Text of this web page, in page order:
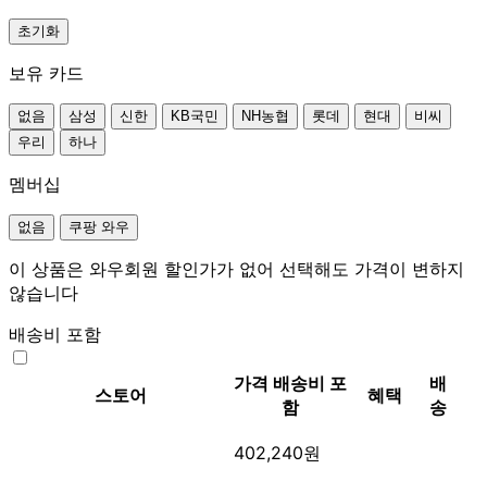
초기화
보유 카드
없음 삼성 신한 KB국민 NH농협 롯데 현대
비씨
우리
하나
멤버십
없음 쿠팡 와우
이 상품은 와우회원 할인가가 없어 선택해도 가격이 변하지
않습니다
배송비 포함
스토어
가격 배송비 포
함
혜택
배
송
402,240원